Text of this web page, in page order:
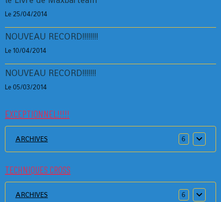
Le 25/04/2014
NOUVEAU RECORD!!!!!!!!
Le 10/04/2014
NOUVEAU RECORD!!!!!!!
Le 05/03/2014
EXCEPTIONNEL!!!!!
ARCHIVES 6
TECHNIQUES CROSS
ARCHIVES 6